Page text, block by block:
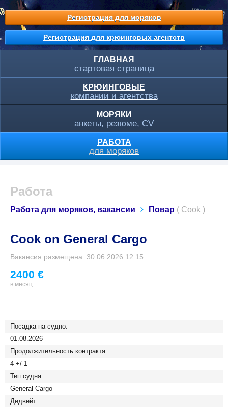
Регистрация для моряков
Регистрация для крюинговых агентств
ГЛАВНАЯ
стартовая страница
КРЮИНГОВЫЕ
компании и агентства
МОРЯКИ
анкеты, резюме, CV
РАБОТА
для моряков
Работа
Работа для моряков, вакансии Повар ( Cook )
Cook on General Cargo
Вакансия размещена: 30.06.2026 12:15
2400 €
в месяц
Посадка на судно:
01.08.2026
Продолжительность контракта:
4 +/-1
Тип судна:
General Cargo
Дедвейт